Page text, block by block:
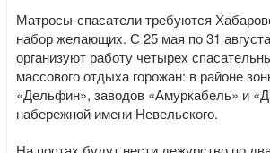
Матросы-спасатели требуются
набор желающих. С 25 мая по 31
организуют работу четырех
массового отдыха горожан: в районе
«Дельфин», заводов «Амуркабель» и
набережной имени Невельского.